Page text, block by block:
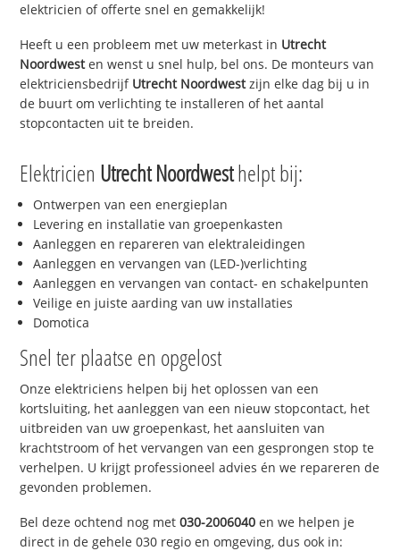
elektricien of offerte snel en gemakkelijk!
Heeft u een probleem met uw meterkast in Utrecht
Noordwesten wenst u snel hulp, bel ons. De monteurs van
elektriciensbedrijf Utrecht Noordwestzijn elke dag bij u in
de buurt om verlichting te installeren of het aantal
stopcontacten uit te breiden.
Elektricien Utrecht Noordwesthelpt bij:
Ontwerpen van een energieplan
Levering en installatie van groepenkasten
Aanleggen en repareren van elektraleidingen
Aanleggen en vervangen van (LED-)verlichting
Aanleggen en vervangen van contact- en schakelpunten
Veilige en juiste aarding van uw installaties
Domotica
Snel ter plaatse en opgelost
Onze elektriciens helpen bij het oplossen van een
kortsluiting, het aanleggen van een nieuw stopcontact, het
uitbreiden van uw groepenkast, het aansluiten van
krachtstroom of het vervangen van een gesprongen stop te
verhelpen. U krijgt professioneel advies én we repareren de
gevonden problemen.
Bel deze ochtend nog met030-2006040 en we helpen je
direct in de gehele 030 regio en omgeving, dus ook in: